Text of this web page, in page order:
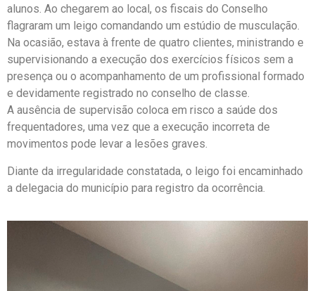
alunos. Ao chegarem ao local, os fiscais do Conselho
flagraram um leigo comandando um estúdio de musculação.
Na ocasião, estava à frente de quatro clientes, ministrando e
supervisionando a execução dos exercícios físicos sem a
presença ou o acompanhamento de um profissional formado
e devidamente registrado no conselho de classe.
A ausência de supervisão coloca em risco a saúde dos
frequentadores, uma vez que a execução incorreta de
movimentos pode levar a lesões graves.
Diante da irregularidade constatada, o leigo foi encaminhado
a delegacia do município para registro da ocorrência.